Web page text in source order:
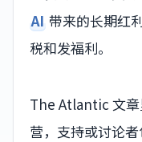
AI 带来的长期红
税和发福利。
The Atlantic 文章
营，支持或讨论